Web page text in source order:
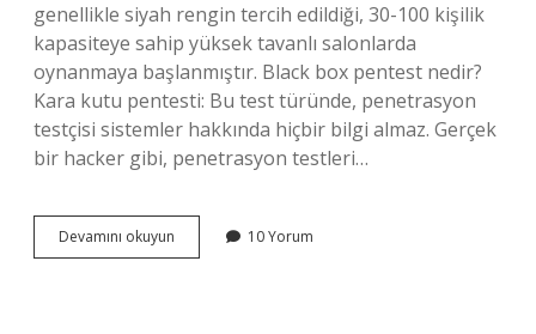
genellikle siyah rengin tercih edildiği, 30-100 kişilik
kapasiteye sahip yüksek tavanlı salonlarda
oynanmaya başlanmıştır. Black box pentest nedir?
Kara kutu pentesti: Bu test türünde, penetrasyon
testçisi sistemler hakkında hiçbir bilgi almaz. Gerçek
bir hacker gibi, penetrasyon testleri…
Devamını okuyun
Box
10 Yorum